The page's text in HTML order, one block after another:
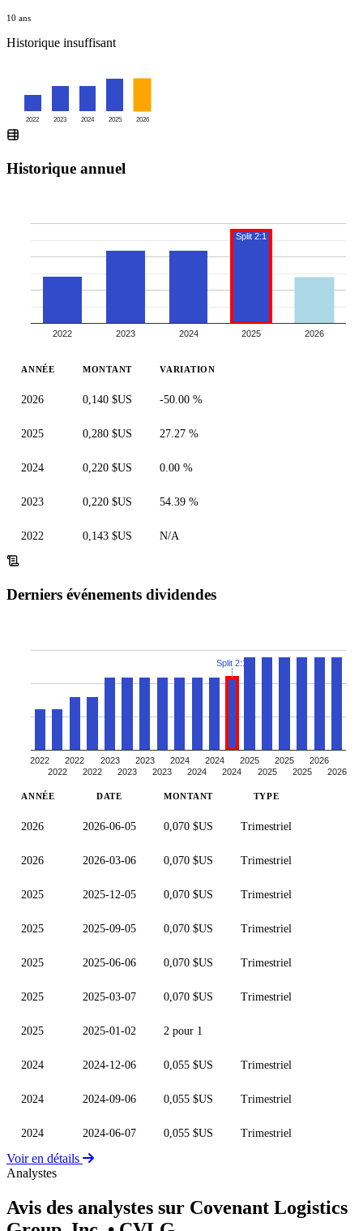
10 ans
Historique insuffisant
2022 2023 2024 2025 2026
Historique annuel
2022 2023 2024 2025 2026
Split 2:1
ANNÉE MONTANT VARIATION
2026 0,140 $US -50.00 %
2025 0,280 $US 27.27 %
2024 0,220 $US 0.00 %
2023 0,220 $US 54.39 %
2022 0,143 $US N/A
Derniers événements dividendes
2022
2022
2022
2022
2023
2023
2023
2023
2024
2024
2024
2024
2025
2025
2025
2025
2026
2026
Split 2:1
ANNÉE DATE MONTANT TYPE
2026 2026-06-05 0,070 $US Trimestriel
2026 2026-03-06 0,070 $US Trimestriel
2025 2025-12-05 0,070 $US Trimestriel
2025 2025-09-05 0,070 $US Trimestriel
2025 2025-06-06 0,070 $US Trimestriel
2025 2025-03-07 0,070 $US Trimestriel
2025 2025-01-02 2 pour 1
2024 2024-12-06 0,055 $US Trimestriel
2024 2024-09-06 0,055 $US Trimestriel
2024 2024-06-07 0,055 $US Trimestriel
Voir en détails
Analystes
Avis des analystes sur Covenant Logistics